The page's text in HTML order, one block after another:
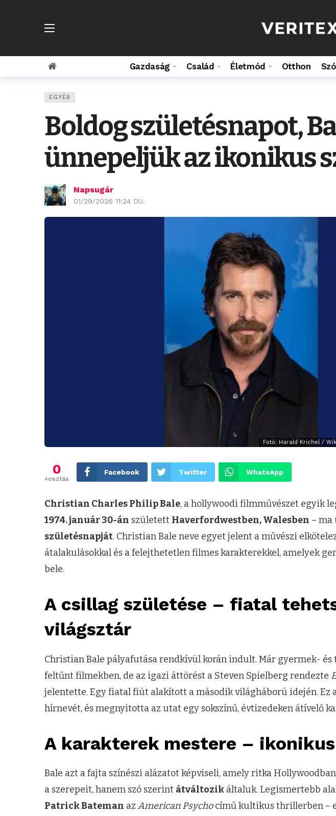
Gazdaság Család Életmód Otthon
EGYÉB
Boldog születésnapot,
ünnepeljük az ikonikus
Napsugár
01/29/2026 11:24 DU.
Fotó: Harald Krichel /
0
+osztás
Facebook Twitter WhatsApp
Christian Charles Philip Bale, a hollywoodi filmművészet egyik
1974. január 30-án született Haverfordwestben, Walesben –
születésnapját. Christian Bale neve egyet jelent a művészi
átalakulásokkal és a felejthetetlen filmes karakterekkel, amelyek
bele.
A csillag születése – fiatal
világsztár
Christian Bale pályafutása rendkívül korán indult. Már gyermek- és
feltűnt filmekben, de az igazi áttörést a Steven Spielberg rendezte
jelentette. Egy fiatal fiút alakított a második világháború idején. Ez
hírnevét, és megnyitotta az utat egy sokszínű, évtizedeken átívelő
A karakterek mestere –
Bale azt a fajta színészi alázatot képviseli, amely ritka
a szerepeit, hanem szó szerint átváltozik általuk. Legismertebb
Patrick Bateman az American Psychocímű kultikus thrillerben –